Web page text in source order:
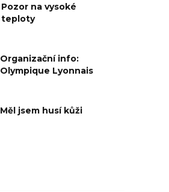
Pozor na vysoké
teploty
Organizační info:
Olympique Lyonnais
Měl jsem husí kůži